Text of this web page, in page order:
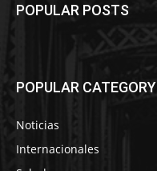
POPULAR POSTS
POPULAR CATEGORY
Noticias
Internacionales